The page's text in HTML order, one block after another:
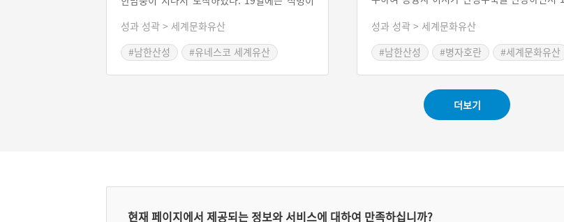
여 물리쳤다. 22일에도 인조는 김류에게 결전할
것을 명하였다. 남한산성을 구원하기 위해서 각
처에서 올라온 구원병들은 대부분 전투에서 패
성과 성곽 > 세계문화유산
#남한산성
#유네스코 세계유산
읍치를 산성으로 옮기고 산성도시로 발달하게
축, 증축되었다. 인조 14년(1636) 병자호란 때
지 않은 옛 터에는 당시의 모습을 지닌 행궁(行
宮)을 복원하였으며 2014년 세계문화유산에 등
성과 성곽 > 세계문화유산
#남한산성
#병자호란
#세계문화유산
더보기
현재 페이지에서 제공되는 정보와 서비스에 대하여 만족하십니까?